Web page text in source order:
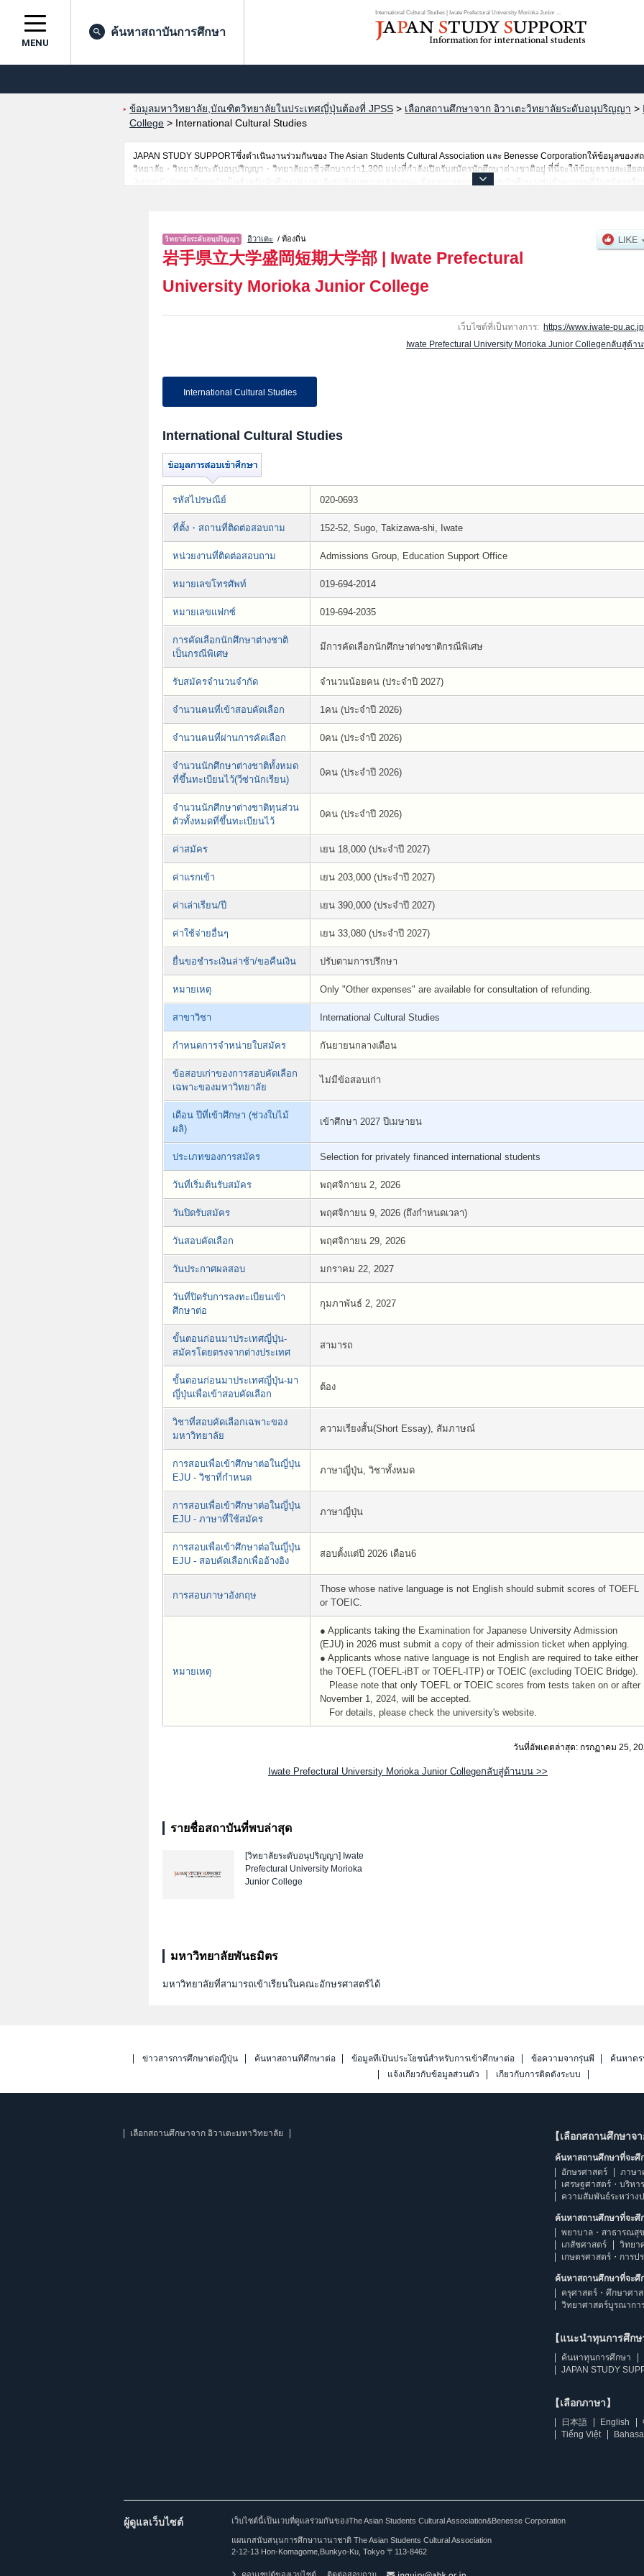
International Cultural Studies | Iwate Prefectural University Morioka Junior ...
MENU
ค้นหาสถาบันการศึกษา
ข้อมูลมหาวิทยาลัย,บัณฑิตวิทยาลัยในประเทศญี่ปุ่นต้องที่ JPSS > เลือกสถานศึกษาจาก อิวาเตะวิทยาลัยระดับอนุปริญญา >
College > International Cultural Studies
JAPAN STUDY SUPPORTซึ่งดำเนินงานร่วมกันของ The Asian Students Cultural Association และ Benesse Corporationให้ข้อมูลข
วิทยาลัย・วิทยาลัยระดับอนุปริญญา・วิทยาลัยอาชีวศึกษากว่า1,300 แห่งที่กำลังเปิดรับสมัครนักศึกษาต่างชาติอยู่ ที่นี่จะให้ข้อมูลรายละเอียด
Junior College,ข้อมูลจำเป็นสำหรับนักศึกษาต่างชาติเช่นข้อมูลของแต่ละคณะ,ข้อมูลการสอบคัดเลือกเข้าศึกษาเช่นจำนวนคนที่รับสมัครหรื
อิวาเตะ / ท้องถิ่น
岩手県立大学盛岡短期大学部 | Iwate Prefectural
University Morioka Junior College
เว็บไซต์ที่เป็นทางการ: https://www.iwate-
Iwate Prefectural University Morioka Junior Collegeกลับสู่ด้า
International Cultural Studies
International Cultural Studies
รหัสไปรษณีย์ 020-0693
ที่ตั้ง・สถานที่ติดต่อสอบถาม 152-52, Sugo, Takizawa-shi, Iwate
หน่วยงานที่ติดต่อสอบถาม Admissions Group, Education Support Office
หมายเลขโทรศัพท์ 019-694-2014
หมายเลขแฟกซ์ 019-694-2035
การคัดเลือกนักศึกษาต่างชาติ
เป็นกรณีพิเศษ
มีการคัดเลือกนักศึกษาต่างชาติกรณีพิเศษ
รับสมัครจำนวนจำกัด จำนวนน้อยคน (ประจำปี 2027)
จำนวนคนที่เข้าสอบคัดเลือก 1คน (ประจำปี 2026)
จำนวนคนที่ผ่านการคัดเลือก 0คน (ประจำปี 2026)
จำนวนนักศึกษาต่างชาติทั้งหมด
ที่ขึ้นทะเบียนไว้(วีซ่านักเรียน)
0คน (ประจำปี 2026)
จำนวนนักศึกษาต่างชาติทุนส่วน
ตัวทั้งหมดที่ขึ้นทะเบียนไว้
0คน (ประจำปี 2026)
ค่าสมัคร เยน 18,000 (ประจำปี 2027)
ค่าแรกเข้า เยน 203,000 (ประจำปี 2027)
ค่าเล่าเรียน/ปี เยน 390,000 (ประจำปี 2027)
ค่าใช้จ่ายอื่นๆ เยน 33,080 (ประจำปี 2027)
ยื่นขอชำระเงินล่าช้า/ขอคืนเงิน ปรับตามการปรึกษา
หมายเหตุ Only "Other expenses" are available for consultation of refunding.
สาขาวิชา International Cultural Studies
กำหนดการจำหน่ายใบสมัคร กันยายนกลางเดือน
ข้อสอบเก่าของการสอบคัดเลือก
เฉพาะของมหาวิทยาลัย
ไม่มีข้อสอบเก่า
เดือน ปีที่เข้าศึกษา (ช่วงใบไม้
ผลิ)
เข้าศึกษา 2027 ปีเมษายน
ประเภทของการสมัคร Selection for privately financed international students
วันที่เริ่มต้นรับสมัคร พฤศจิกายน 2, 2026
วันปิดรับสมัคร พฤศจิกายน 9, 2026 (ถึงกำหนดเวลา)
วันสอบคัดเลือก พฤศจิกายน 29, 2026
วันประกาศผลสอบ มกราคม 22, 2027
วันที่ปิดรับการลงทะเบียนเข้า
ศึกษาต่อ
กุมภาพันธ์ 2, 2027
ขั้นตอนก่อนมาประเทศญี่ปุ่น-
สมัครโดยตรงจากต่างประเทศ
สามารถ
ขั้นตอนก่อนมาประเทศญี่ปุ่น-มา
ญี่ปุ่นเพื่อเข้าสอบคัดเลือก
ต้อง
วิชาที่สอบคัดเลือกเฉพาะของ
มหาวิทยาลัย
ความเรียงสั้น(Short Essay), สัมภาษณ์
การสอบเพื่อเข้าศึกษาต่อในญี่ปุ่น
EJU - วิชาที่กำหนด
ภาษาญี่ปุ่น, วิชาทั้งหมด
การสอบเพื่อเข้าศึกษาต่อในญี่ปุ่น
EJU - ภาษาที่ใช้สมัคร
ภาษาญี่ปุ่น
การสอบเพื่อเข้าศึกษาต่อในญี่ปุ่น
EJU - สอบคัดเลือกเพื่ออ้างอิง
สอบตั้งแต่ปี 2026 เดือน6
การสอบภาษาอังกฤษ
Those whose native language is not English should submit scores of TOEFL
or TOEIC.
หมายเหตุ
● Applicants taking the Examination for Japanese University Admission
(EJU) in 2026 must submit a copy of their admission ticket when applying.
● Applicants whose native language is not English are required to take either
the TOEFL (TOEFL-iBT or TOEFL-ITP) or TOEIC (excluding TOEIC Bridge).
Please note that only TOEFL or TOEIC scores from tests taken on or after
November 1, 2024, will be accepted.
For details, please check the university's website.
วันที่อัพเดตล่าสุด: กรกฏาคม 25,
Iwate Prefectural University Morioka Junior Collegeกลับสู่ด้านบน >>
รายชื่อสถาบันที่พบล่าสุด
[วิทยาลัยระดับอนุปริญญา] Iwate
Prefectural University Morioka
Junior College
มหาวิทยาลัยพันธมิตร
มหาวิทยาลัยที่สามารถเข้าเรียนในคณะอักษรศาสตร์ได้
ข่าวสารการศึกษาต่อญี่ปุ่น ค้นหาสถานที่ศึกษาต่อ ข้อมูลที่เป็นประโยชน์สำหรับการเข้าศึกษาต่อ ข้อความจากรุ่นพี่
ค้นหาด
แจ้งเกี่ยวกับข้อมูลส่วนตัว
เกี่ยวกับการติดตั้งระบบ
เลือกสถานศึกษาจาก อิวาเตะมหาวิทยาลัย 【เลือกสถานศึกษาจ
ค้นหาสถานศึกษาที่จะศึ
อักษรศาสตร์
ภาษา
เศรษฐศาสตร์・บริห
ความสัมพันธ์ระหว่าง
ค้นหาสถานศึกษาที่จะศึ
พยาบาล・สาธารณสุ
เภสัชศาสตร์
วิทยา
เกษตรศาสตร์・การป
ค้นหาสถานศึกษาที่จะศึ
ครุศาสตร์・ศึกษาศา
วิทยาศาสตร์บูรณากา
【แนะนำทุนการศึกษ
ค้นหาทุนการศึกษา
JAPAN STUDY
【เลือกภาษา】
日本語 English
Tiếng Việt
ผู้ดูแลเว็บไซต์ เว็บไซต์นี้เป็นเวบที่ดูแลร่วมกันของThe Asian Students Cultural Association&Benesse Corporation
แผนกสนับสนุนการศึกษานานาชาติ The Asian Students Cultural Association
2-12-13 Hon-Komagome,Bunkyo-Ku, Tokyo 〒113-8462